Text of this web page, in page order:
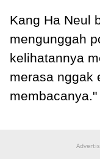
Kang Ha Neul
mengunggah
kelihatannya
merasa nggak
membacanya."